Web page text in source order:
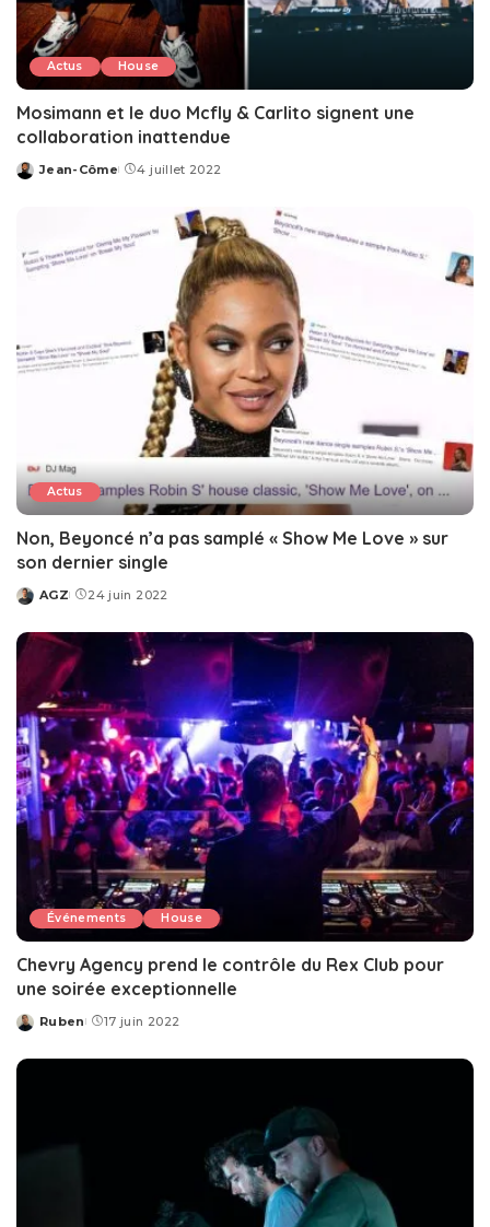
Actus House
Mosimann et le duo Mcfly & Carlito signent une
collaboration inattendue
Posted
Jean-Côme 4 juillet 2022
Actus
Non, Beyoncé n’a pas samplé « Show Me Love » sur
son dernier single
Posted
AGZ 24 juin 2022
Événements House
Chevry Agency prend le contrôle du Rex Club pour
une soirée exceptionnelle
Posted
Ruben 17 juin 2022